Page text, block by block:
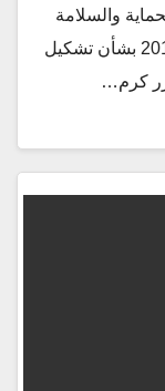
والسلامة
للعاملين، ووفقاً للقانون رقم 179 لسنة 2018 بشأن تشكيل
كرم…